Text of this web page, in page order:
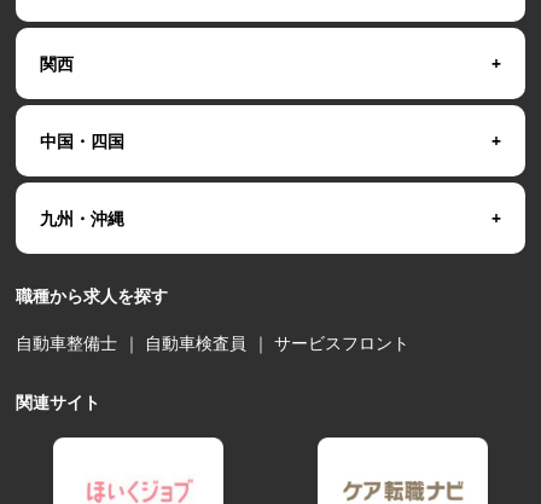
関西
中国・四国
九州・沖縄
職種から求人を探す
自動車整備士 ｜ 自動車検査員 ｜サービスフロント
関連サイト